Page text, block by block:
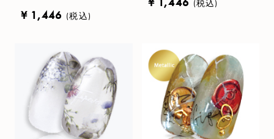
¥ 1,446 (税込)
(税込)